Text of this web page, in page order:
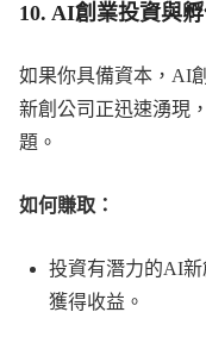
10. AI創業投資與
如果你具備資本，AI
新創公司正迅速湧現
題。
如何賺取：
投資有潛力的AI
獲得收益。